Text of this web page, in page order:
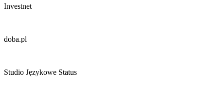
Investnet
doba.pl
Studio Językowe Status